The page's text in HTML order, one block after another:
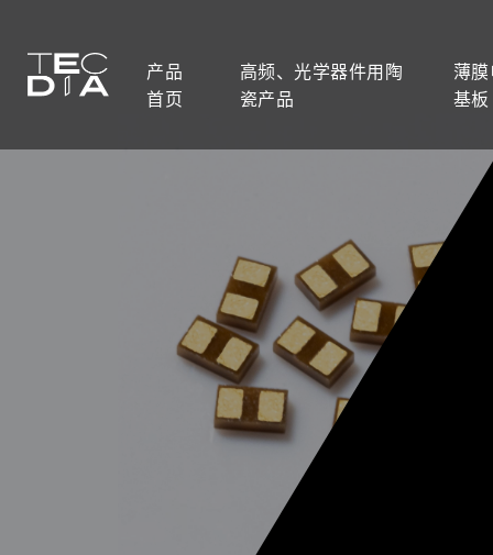
产品
首页
高频、光学器件用陶
瓷产品
薄
基板